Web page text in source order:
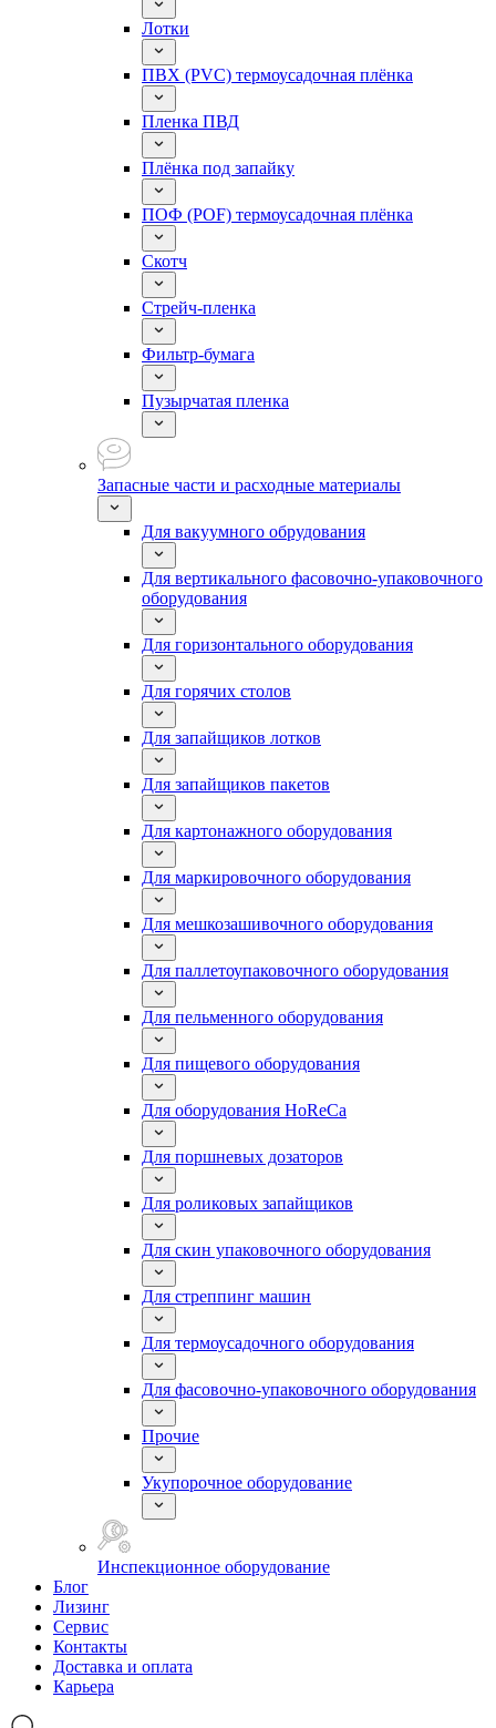
Лотки
ПВХ (PVC) термоусадочная плёнка
Пленка ПВД
Плёнка под запайку
ПОФ (POF) термоусадочная плёнка
Скотч
Стрейч-пленка
Фильтр-бумага
Пузырчатая пленка
Запасные части и расходные материалы
Для вакуумного обрудования
Для вертикального фасовочно-упаковочного
оборудования
Для горизонтального оборудования
Для горячих столов
Для запайщиков лотков
Для запайщиков пакетов
Для картонажного оборудования
Для маркировочного оборудования
Для мешкозашивочного оборудования
Для паллетоупаковочного оборудования
Для пельменного оборудования
Для пищевого оборудования
Для оборудования HoReCa
Для поршневых дозаторов
Для роликовых запайщиков
Для скин упаковочного оборудования
Для стреппинг машин
Для термоусадочного оборудования
Для фасовочно-упаковочного оборудования
Прочие
Укупорочное оборудование
Инспекционное оборудование
Блог
Лизинг
Сервис
Контакты
Доставка и оплата
Карьера